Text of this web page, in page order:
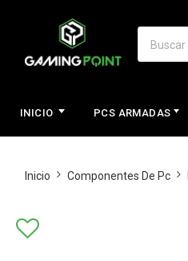
INICIO PCS ARMADAS
Inicio Componentes De Pc